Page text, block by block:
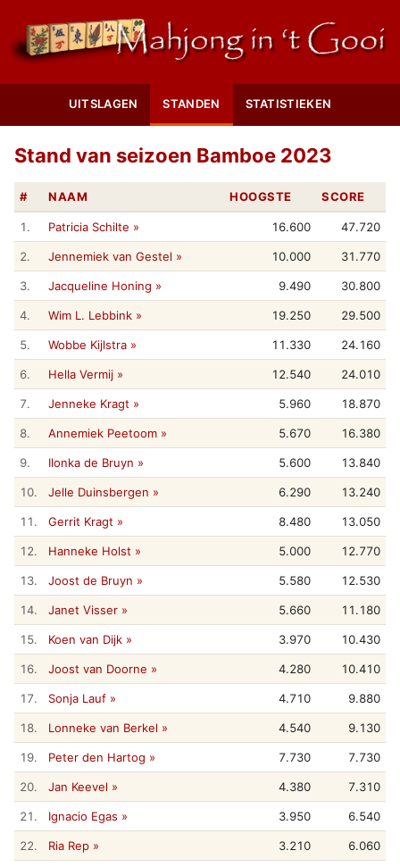
UITSLAGEN STANDEN STATISTIEKEN
Stand van seizoen Bamboe 2023
# NAAM HOOGSTE SCORE
1. Patricia Schilte » 16.600 47.720
2. Jennemiek van Gestel » 10.000 31.770
3. Jacqueline Honing » 9.490 30.800
4. Wim L. Lebbink » 19.250 29.500
5. Wobbe Kijlstra » 11.330 24.160
6. Hella Vermij » 12.540 24.010
7. Jenneke Kragt » 5.960 18.870
8. Annemiek Peetoom » 5.670 16.380
9. Ilonka de Bruyn » 5.600 13.840
10. Jelle Duinsbergen » 6.290 13.240
11. Gerrit Kragt » 8.480 13.050
12. Hanneke Holst » 5.000 12.770
13. Joost de Bruyn » 5.580 12.530
14. Janet Visser » 5.660 11.180
15. Koen van Dijk » 3.970 10.430
16. Joost van Doorne » 4.280 10.410
17. Sonja Lauf » 4.710 9.880
18. Lonneke van Berkel » 4.540 9.130
19. Peter den Hartog » 7.730 7.730
20. Jan Keevel » 4.380 7.310
21. Ignacio Egas » 3.950 6.540
22. Ria Rep » 3.210 6.060